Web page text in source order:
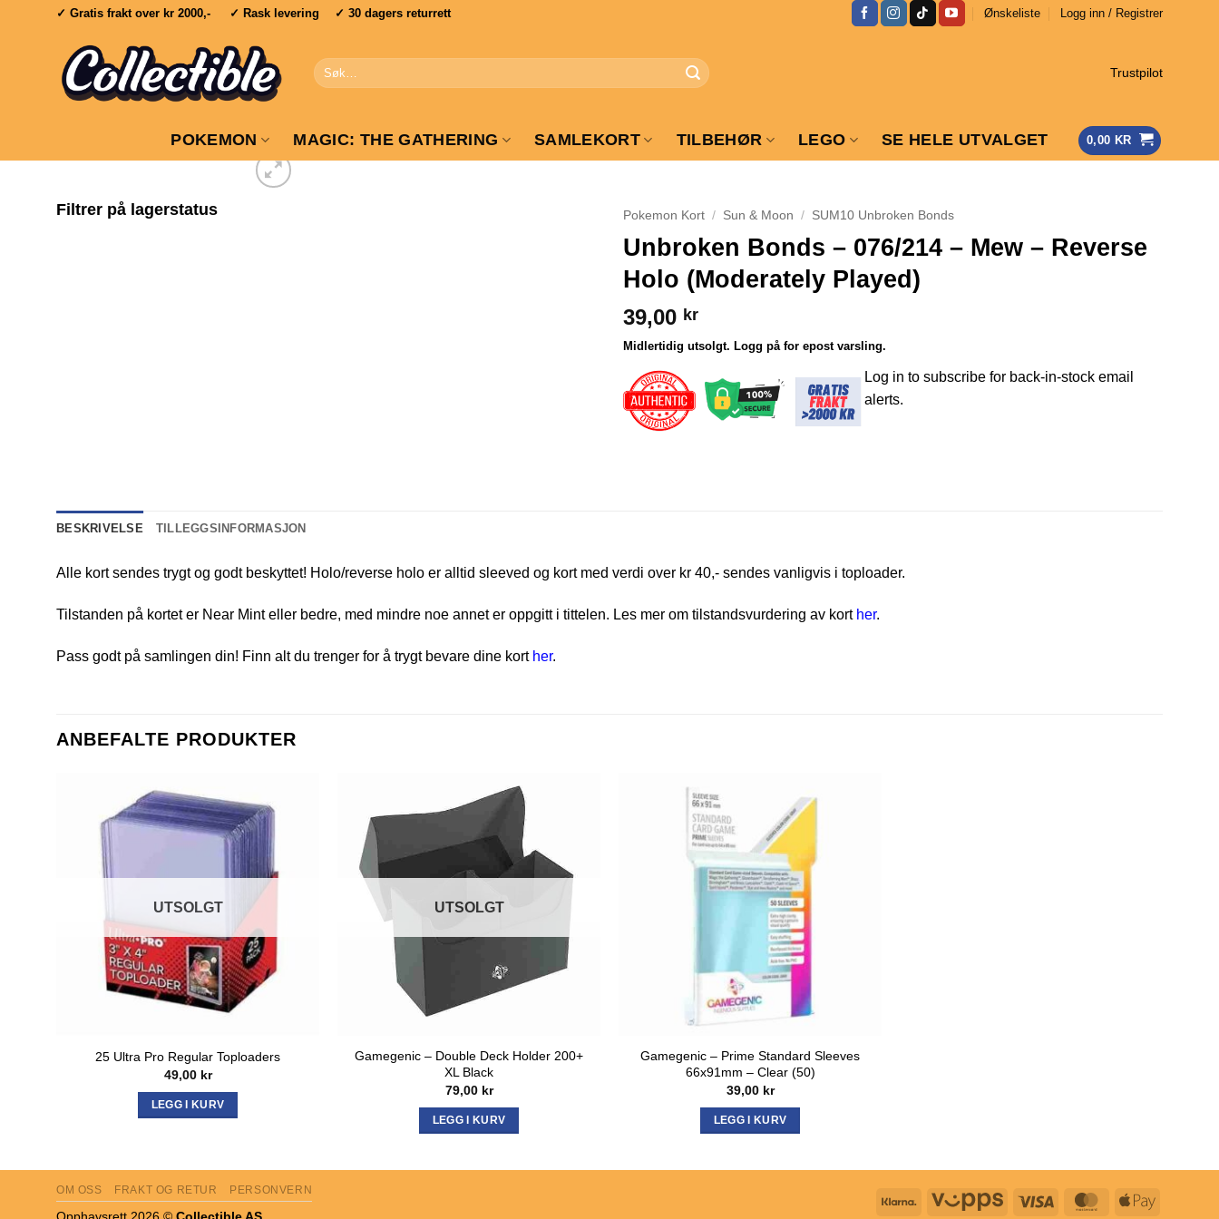
✓ Gratis frakt over kr 2000,- ✓ Rask levering ✓ 30 dagers returrett Ønskeliste Logg inn / Registrer
Søk
etter:
Trustpilot
POKEMON MAGIC: THE GATHERING SAMLEKORT TILBEHØR LEGO SE HELE UTVALGET 0,00 KR
Filtrer på lagerstatus Pokemon Kort / Sun & Moon / SUM10 Unbroken Bonds
Unbroken Bonds – 076/214 – Mew – Reverse
Holo (Moderately Played)
39,00 kr
Midlertidig utsolgt. Logg på for epost varsling.
Log in to subscribe for back-in-stock email
alerts.
BESKRIVELSE TILLEGGSINFORMASJON
Alle kort sendes trygt og godt beskyttet! Holo/reverse holo er alltid sleeved og kort med verdi over kr 40,- sendes vanligvis i toploader.
Tilstanden på kortet er Near Mint eller bedre, med mindre noe annet er oppgitt i tittelen. Les mer om tilstandsvurdering av kort her.
Pass godt på samlingen din! Finn alt du trenger for å trygt bevare dine kort her.
ANBEFALTE PRODUKTER
UTSOLGT
25 Ultra Pro Regular Toploaders
49,00 kr
LEGG I KURV
UTSOLGT
Gamegenic – Double Deck Holder 200+
XL Black
79,00 kr
LEGG I KURV
Gamegenic – Prime Standard Sleeves
66x91mm – Clear (50)
39,00 kr
LEGG I KURV
Klarna Vipps Visa MasterCardApple
OM OSS FRAKT OG RETUR PERSONVERN
Opphavsrett 2026 © Collectible AS